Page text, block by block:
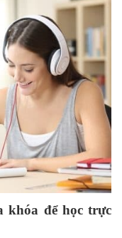
khóa để học trực